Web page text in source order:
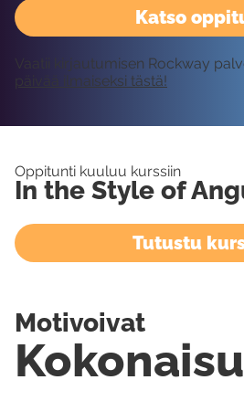
Katso
Vaatii kirjautumisen Rockway
päivää ilmaiseksi tästä!
Oppitunti kuuluu kurssiin
In the Style of
Tutustu
Motivoivat